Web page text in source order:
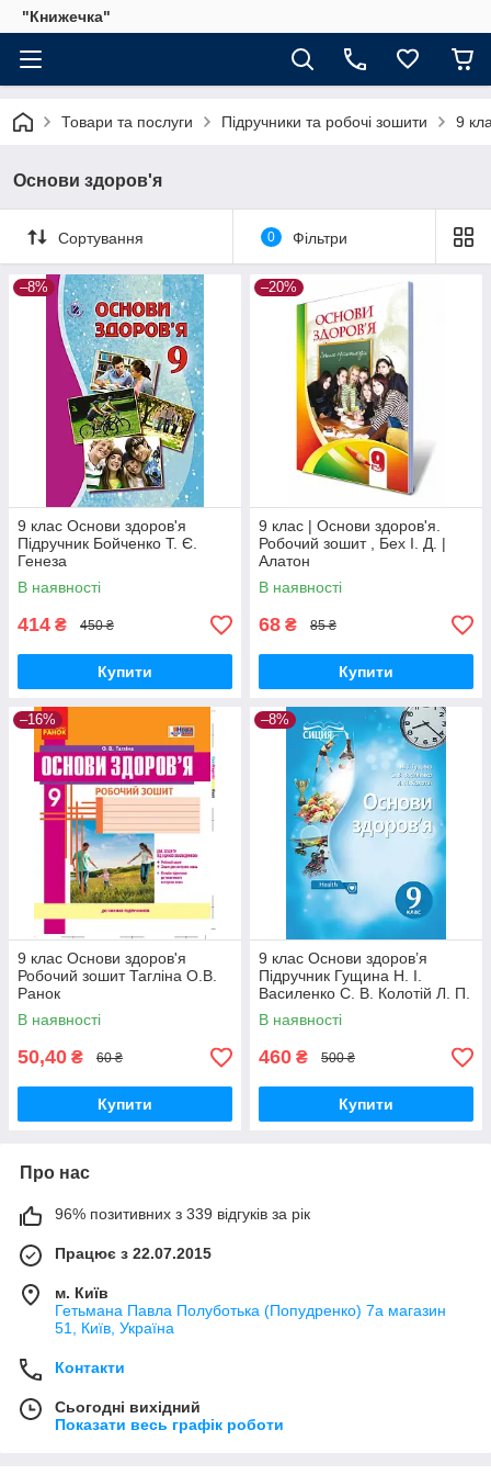
"Книжечка"
Товари та послуги Підручники та робочі зошити 9
Основи здоров'я
Сортування 0 Фільтри
–8%
9 клас Основи здоров'я
Підручник Бойченко Т. Є.
Генеза
В наявності
414 ₴ 450 ₴
Купити
–20%
9 клас | Основи здоров'я.
Робочий зошит , Бех І. Д. |
Алатон
В наявності
68 ₴ 85 ₴
Купити
–16%
9 клас Основи здоров'я
Робочий зошит Тагліна О.В.
Ранок
В наявності
50,40 ₴ 60 ₴
Купити
–8%
9 клас Основи здоров’я
Підручник Гущина Н. І.
Василенко С. В. Колотій Л. П.
Сиция
В наявності
460 ₴ 500 ₴
Купити
Про нас
96% позитивних з 339 відгуків за рік
Працює з 22.07.2015
м. Київ
Гетьмана Павла Полуботька (Попудренко) 7а магазин
51, Київ, Україна
Контакти
Сьогодні вихідний
Показати весь графік роботи